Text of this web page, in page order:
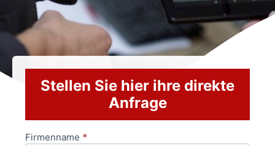
Stellen Sie hier ihre direkte
Anfrage
Anfrageformular
Firmenname *